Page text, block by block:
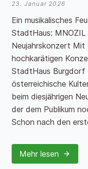
23. Januar 2026
Ein musikalisches
StadtHaus:
Neujahrskonzert Mit
hochkarätigen
StadtHaus
österreichische
beim diesjährigen
der dem Publikum
Schon nach den
Mehr lesen